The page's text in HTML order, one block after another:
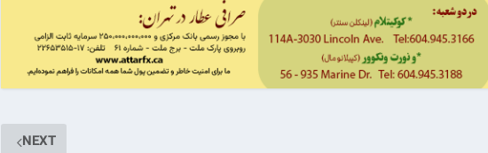
NEXT